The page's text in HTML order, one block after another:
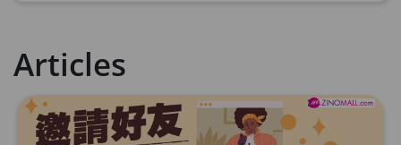
草姬益菌の白潤
Maximum 1 additional products allowed
to the cart
HKD$99 Add To Cart
Articles